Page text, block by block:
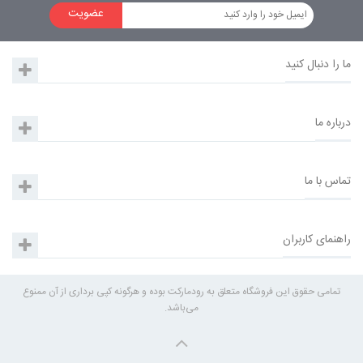
عضویت
ما را دنبال کنید
درباره ما
تماس با ما
راهنمای کاربران
تمامی حقوق این فروشگاه متعلق به رودمارکت بوده و هرگونه کپی برداری از آن ممنوع
می‌باشد.